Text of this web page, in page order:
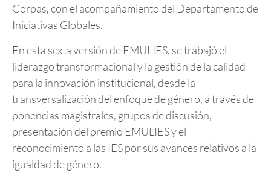
Corpas, con el acompañamiento del Departamento de
Iniciativas Globales.
En esta sexta versión de EMULIES, se trabajó el
liderazgo transformacional y la gestión de la calidad
para la innovación institucional, desde la
transversalización del enfoque de género, a través de
ponencias magistrales, grupos de discusión,
presentación del premio EMULIES y el
reconocimiento a las IES por sus avances relativos a la
igualdad de género.